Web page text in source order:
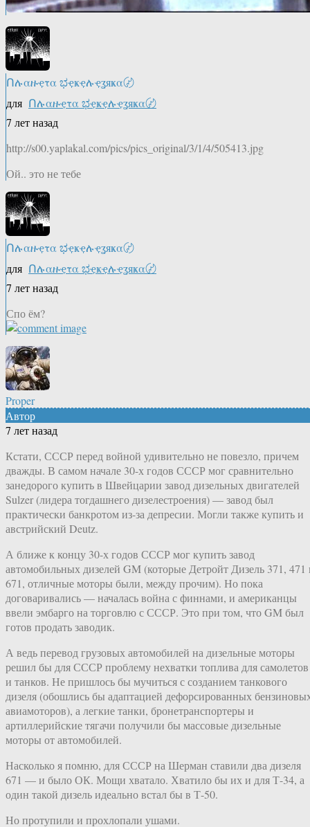
Ոሉαዙҿτα ಭҿҝҿሉҿʓяҝα〄
для Ոሉαዙҿτα ಭҿҝҿሉҿʓяҝα〄
7 лет назад
http://s00.yaplakal.com/pics/pics_original/3/1/4/505413.jpg
Ой.. это не тебе
Ոሉαዙҿτα ಭҿҝҿሉҿʓяҝα〄
для Ոሉαዙҿτα ಭҿҝҿሉҿʓяҝα〄
7 лет назад
Спо ём?
Proper
Автор
7 лет назад
Кстати, СССР перед войной удивительно не повезло, причем
дважды. В самом начале 30-х годов СССР мог сравнительно
занедорого купить в Швейцарии завод дизельных двигателей
Sulzer (лидера тогдашнего дизелестроения) — завод был
практически банкротом из-за депресии. Могли также купить и
австрийский Deutz.
А ближе к концу 30-х годов СССР мог купить завод
автомобильных дизелей GM (которые Детройт Дизель 371, 471
671, отличные моторы были, между прочим). Но пока
договаривались — началась война с финнами, и американцы
ввели эмбарго на торговлю с СССР. Это при том, что GM был
готов продать заводик.
А ведь перевод грузовых автомобилей на дизельные моторы
решил бы для СССР проблему нехватки топлива для самолетов
и танков. Не пришлось бы мучиться с созданием танкового
дизеля (обошлись бы адаптацией дефорсированных
авиамоторов), а легкие танки, бронетранспортеры и
артиллерийские тягачи получили бы массовые дизельные
моторы от автомобилей.
Насколько я помню, для СССР на Шерман ставили два дизеля
671 — и было ОК. Мощи хватало. Хватило бы их и для Т-34, а
один такой дизель идеально встал бы в Т-50.
Но протупили и прохлопали ушами.